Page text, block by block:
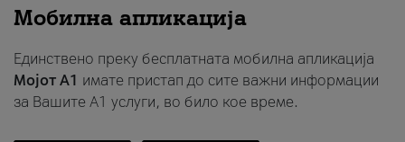
Мобилна апликација
Единствено преку бесплатната мобилна апликација
Мојот A1 имате пристап до сите важни информации
за Вашите A1 услуги, во било кое време.